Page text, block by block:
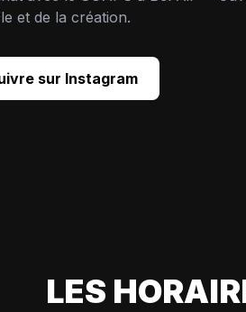
et de la création.
sur Instagram
LES